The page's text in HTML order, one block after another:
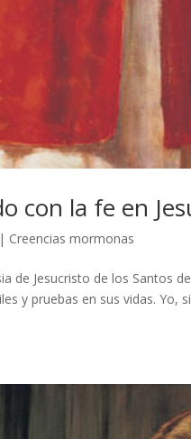
con la fe en
| Creencias mormonas
de Jesucristo de los Santos
y pruebas en sus vidas.